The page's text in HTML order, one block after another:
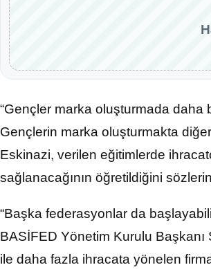
“Gençler marka oluşturmada daha
Gençlerin marka oluşturmakta
Eskinazi, verilen eğitimlerde
sağlanacağının öğretildiğini
“Başka federasyonlar da
BASİFED Yönetim Kurulu Başkanı
ile daha fazla ihracata yönelen